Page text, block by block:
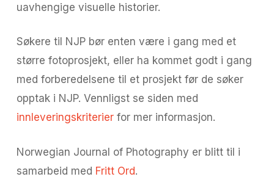
uavhengige visuelle historier.
Søkere til NJP bør enten være i gang med et
større fotoprosjekt, eller ha kommet godt i gang
med forberedelsene til et prosjekt før de søker
opptak i NJP. Vennligst se siden med
innleveringskriterierfor mer informasjon.
Norwegian Journal of Photography er blitt til i
samarbeid med Fritt Ord.